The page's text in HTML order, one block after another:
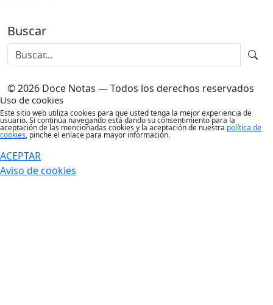
Buscar
© 2026 Doce Notas — Todos los derechos reservados
Uso de cookies
Este sitio web utiliza cookies para que usted tenga la mejor experiencia de
usuario. Si continúa navegando está dando su consentimiento para la
aceptación de las mencionadas cookies y la aceptación de nuestra política de
cookies, pinche el enlace para mayor información.
ACEPTAR
Aviso de cookies